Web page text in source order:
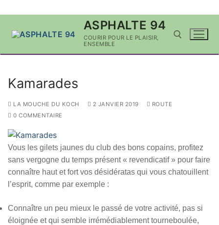
ASPHALTE 94
COURIR POUR LE PLAISIR,
ENSEMBLE
Kamarades
LA MOUCHE DU KOCH 2 JANVIER 2019
ROUTE
0 COMMENTAIRE
Vous les gilets jaunes du club des bons copains, profitez
sans vergogne du temps présent « revendicatif » pour faire
connaître haut et fort vos désidératas qui vous chatouillent
l’esprit, comme par exemple :
Connaître un peu mieux le passé de votre activité, pas si
éloignée et qui semble irrémédiablement tourneboulée,